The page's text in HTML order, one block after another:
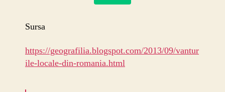
Sursa
https://geografilia.blogspot.com/2013/09/vantur
ile-locale-din-romania.html